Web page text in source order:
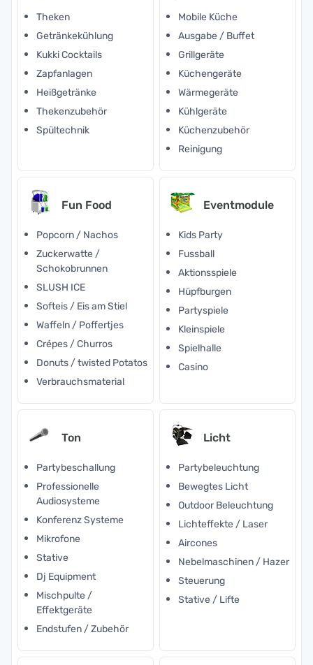
Theken
Getränkekühlung
Kukki Cocktails
Zapfanlagen
Heißgetränke
Thekenzubehör
Spültechnik
Mobile Küche
Ausgabe / Buffet
Grillgeräte
Küchengeräte
Wärmegeräte
Kühlgeräte
Küchenzubehör
Reinigung
Fun Food
Popcorn / Nachos
Zuckerwatte /
Schokobrunnen
SLUSH ICE
Softeis / Eis am Stiel
Waffeln / Poffertjes
Crépes / Churros
Donuts / twisted Potatos
Verbrauchsmaterial
Eventmodule
Kids Party
Fussball
Aktionsspiele
Hüpfburgen
Partyspiele
Kleinspiele
Spielhalle
Casino
Ton
Partybeschallung
Professionelle
Audiosysteme
Konferenz Systeme
Mikrofone
Stative
Dj Equipment
Mischpulte /
Effektgeräte
Endstufen / Zubehör
Licht
Partybeleuchtung
Bewegtes Licht
Outdoor Beleuchtung
Lichteffekte / Laser
Aircones
Nebelmaschinen / Hazer
Steuerung
Stative / Lifte